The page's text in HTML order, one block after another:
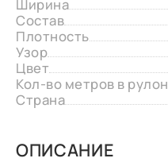
Ширина
Состав
Плотность
Узор
Цвет
Кол-во метров в
Страна
ОПИСАНИЕ